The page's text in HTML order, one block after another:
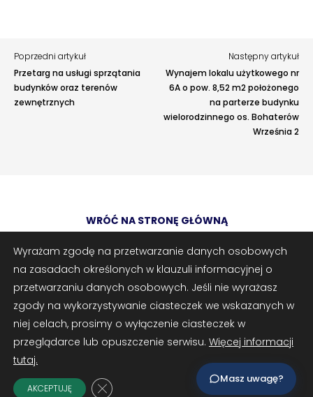
Wykaz Rad Mieszkańców ›
Jak założyć RMN ›
Spotkania z Radą Nadzorczą ›
Regulaminy wewnętrzne
Uchwały i protokoły ›
Walne Zgromadzenie ›
Lustracje
Ilość zgłoszonych lokatorów ›
Przewodnik mieszkańca ›
Wykaz Rad Mieszkańców ›
Jak założyć RMN ›
Spotkania z Radą Nadzorczą ›
Regulaminy wewnętrzne
Uchwały i protokoły ›
Walne Zgromadzenie ›
Lustracje
Ilość zgłoszonych lokatorów ›
Przewodnik mieszkańca ›
Poprzedni artykuł
Przetarg na usługi sprzątania
budynków oraz terenów
zewnętrznych
Następny artykuł
Wynajem lokalu użytkowego nr
6A o pow. 8,52 m2 położonego
na parterze budynku
wielorodzinnego os. Bohaterów
Września 2
WRÓĆ NA STRONĘ GŁÓWNĄ
© 2025 Spółdzielnia Mieszkaniowa „Oświecenia” w Krakowie | os.
Oświecenia 45, 31-636 Kraków | tel.: 12 647-07-08 | e-mail:
sekretariat@oswiecenia.pl | www.oswiecenia.pl
Masz uwagę?
Załączniki opcjonalnie
Zrób zrzut ekranu Dodaj plik
Możesz dodać zrzut ekranu lub inne pliki (png, jpg, pdf)
Wyrażam zgodę na przetwarzanie danych osobowych
na zasadach określonych w klauzuli informacyjnej o
przetwarzaniu danych osobowych. Jeśli nie wyrażasz
zgody na wykorzystywanie ciasteczek we wskazanych w
niej celach, prosimy o wyłączenie ciasteczek w
przeglądarce lub opuszczenie serwisu. Więcej informacji
tutaj.
AKCEPTUJĘ Zamknij panel powiadomień o